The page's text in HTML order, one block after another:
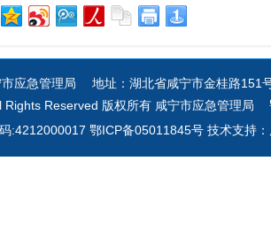
市应急管理局 地址：湖北省咸宁市金桂路
Reserved 版权所有 咸宁市应急管理局
:4212000017 鄂ICP备05011845号 技术支持